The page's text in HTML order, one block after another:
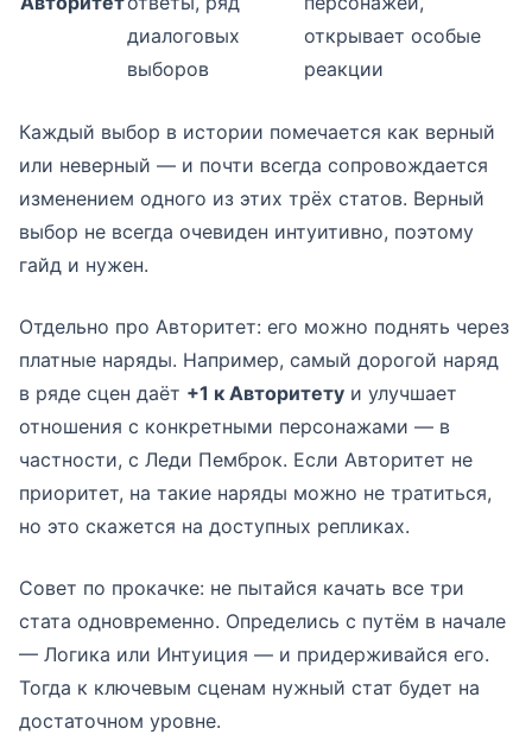
диалоговых
выборов
открывает особые
реакции
Каждый выбор в истории помечается как верный
или неверный — и почти всегда сопровождается
изменением одного из этих трёх статов. Верный
выбор не всегда очевиден интуитивно, поэтому
гайд и нужен.
Отдельно про Авторитет: его можно поднять через
платные наряды. Например, самый дорогой наряд
в ряде сцен даёт +1 к Авторитету и улучшает
отношения с конкретными персонажами — в
частности, с Леди Пемброк. Если Авторитет не
приоритет, на такие наряды можно не тратиться,
но это скажется на доступных репликах.
Совет по прокачке: не пытайся качать все три
стата одновременно. Определись с путём в начале
— Логика или Интуиция — и придерживайся его.
Тогда к ключевым сценам нужный стат будет на
достаточном уровне.